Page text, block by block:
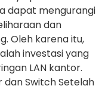
dapat mengurangi
dan
Oleh karena itu,
investasi yang
LAN kantor.
dan Switch Setelah